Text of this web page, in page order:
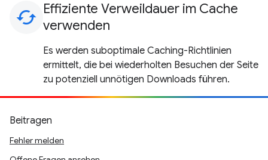
cached Effiziente Verweildauer im Cache
verwenden
Es werden suboptimale Caching-Richtlinien
ermittelt, die bei wiederholten Besuchen der Seite
zu potenziell unnötigen Downloads führen.
Beitragen
Fehler melden